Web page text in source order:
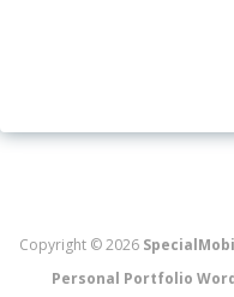
Copyright © 2026
Personal Portfolio